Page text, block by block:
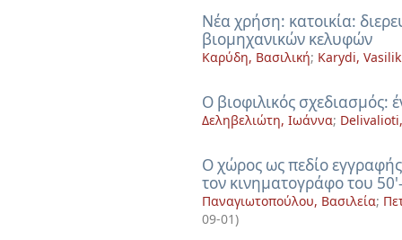
Nέα χρήση: κατοικία:
βιομηχανικών κελυφών
Καρύδη, Βασιλική; Karydi,
O βιοφιλικός
Δεληβελιώτη, Ιωάννα;
O χώρος ως πεδίο
τον κινηματογράφο του
Παναγιωτοπούλου, Βασιλεία;
09-01)